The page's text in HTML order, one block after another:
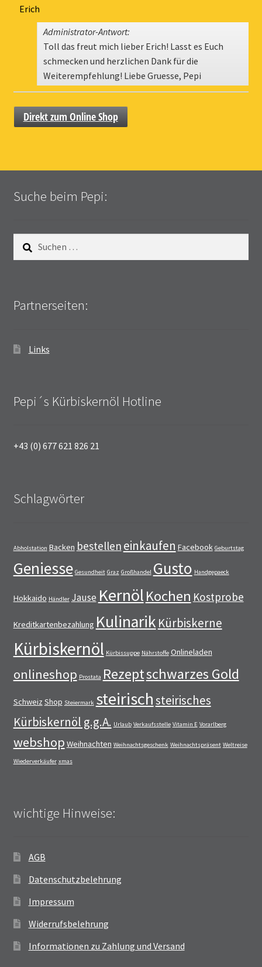
Erich
Administrator-Antwort:
Toll das freut mich lieber Erich! Lasst es Euch
schmecken und herzlichen Dank für die
Weiterempfehlung! Liebe Gruesse, Pepi
Direkt zum Online Shop
Suche beim Pepi:
nach:
Partnerseiten:
Links
Pepi´s Kürbiskernöl Hotline
+43 (0) 677 621 826 21
Schlagwörter
Abholstation Backen bestellen einkaufen Facebook Geburtstag
Geniesse Gesundheit Graz Großhandel Gusto Handgepaeck
Hokkaido Händler Jause KernölKochen Kostprobe
Kreditkartenbezahlung Kulinarik Kürbiskerne
Kürbiskernöl Kürbissuppe Nährstoffe Onlineladen
onlineshop Prostata Rezeptschwarzes Gold
Schweiz Shop Steiermark steirischsteirisches
Kürbiskernöl g.g.A. Urlaub Verkaufsstelle Vitamin E Vorarlberg
webshop Weihnachten Weihnachtsgeschenk Weihnachtspräsent Weltreise
Wiederverkäufer xmas
wichtige Hinweise:
AGB
Datenschutzbelehrung
Impressum
Widerrufsbelehrung
Informationen zu Zahlung und Versand